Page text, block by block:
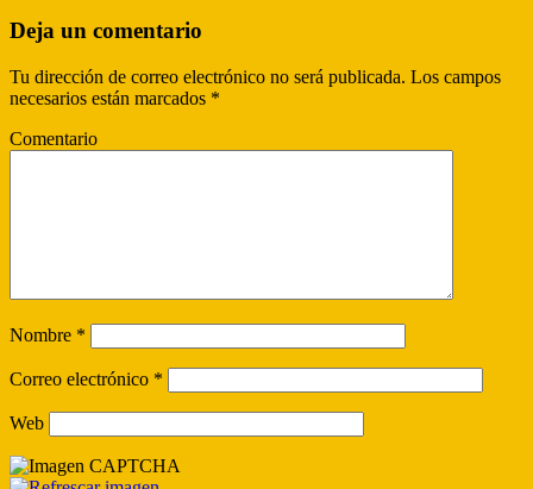
Deja un comentario
Tu dirección de correo electrónico no será publicada. Los campos
necesarios están marcados *
Comentario
Nombre *
Correo electrónico *
Web